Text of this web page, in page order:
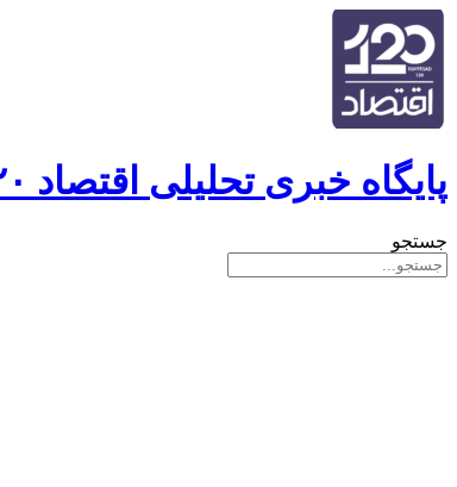
پایگاه خبری تحلیلی اقتصاد ۱۲۰
جستجو